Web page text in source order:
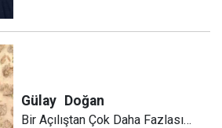
Gülay Doğan
Bir Açılıştan Çok Daha Fazlası…